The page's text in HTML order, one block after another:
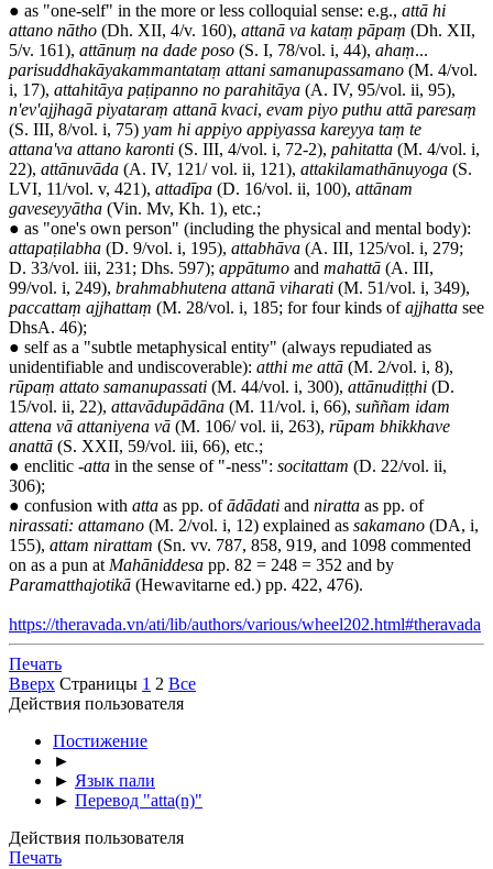
● as "one-self" in the more or less colloquial sense: e.g., attā hi
attano nātho (Dh. XII, 4/v. 160), attanā va kataṃ pāpaṃ (Dh. XII,
5/v. 161), attānuṃ na dade poso (S. I, 78/vol. i, 44), ahaṃ...
parisuddhakāyakammantataṃ attani samanupassamano (M. 4/vol.
i, 17), attahitāya paṭipanno no parahitāya (A. IV, 95/vol. ii, 95),
n'ev'ajjhagā piyataraṃ attanā kvaci, evam piyo puthu attā paresaṃ
(S. III, 8/vol. i, 75) yam hi appiyo appiyassa kareyya taṃ te
attana'va attano karonti (S. III, 4/vol. i, 72-2), pahitatta (M. 4/vol. i,
22), attānuvāda (A. IV, 121/ vol. ii, 121), attakilamathānuyoga (S.
LVI, 11/vol. v, 421), attadīpa (D. 16/vol. ii, 100), attānam
gaveseyyātha (Vin. Mv, Kh. 1), etc.;
● as "one's own person" (including the physical and mental body):
attapaṭilabha (D. 9/vol. i, 195), attabhāva (A. III, 125/vol. i, 279;
D. 33/vol. iii, 231; Dhs. 597); appātumo and mahattā (A. III,
99/vol. i, 249), brahmabhutena attanā viharati (M. 51/vol. i, 349),
paccattaṃ ajjhattaṃ (M. 28/vol. i, 185; for four kinds ofajjhatta see
DhsA. 46);
● self as a "subtle metaphysical entity" (always repudiated as
unidentifiable and undiscoverable): atthi me attā (M. 2/vol. i, 8),
rūpaṃ attato samanupassati (M. 44/vol. i, 300), attānudiṭṭhi (D.
15/vol. ii, 22), attavādupādāna (M. 11/vol. i, 66), suññam idam
attena vā attaniyena vā (M. 106/ vol. ii, 263), rūpam bhikkhave
anattā (S. XXII, 59/vol. iii, 66), etc.;
● enclitic -atta in the sense of "-ness": socitattam (D. 22/vol. ii,
306);
● confusion with atta as pp. ofādādati and niratta as pp. of
nirassati: attamano (M. 2/vol. i, 12) explained as sakamano (DA, i,
155), attam nirattam (Sn. vv. 787, 858, 919, and 1098 commented
on as a pun at Mahāniddesa pp. 82 = 248 = 352 and by
Paramatthajotikā (Hewavitarne ed.) pp. 422, 476).
https://theravada.vn/ati/lib/authors/various/wheel202.html#theravada
Печать
Вверх Страницы 1 2 Все
Действия пользователя
Постижение
►
► Язык пали
► Перевод "atta(n)"
Действия пользователя
Печать